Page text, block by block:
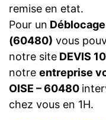
remise en etat.
Pour un
(60480) vous
notre site DEVIS
notre entreprise
OISE – 60480
chez vous en 1H.